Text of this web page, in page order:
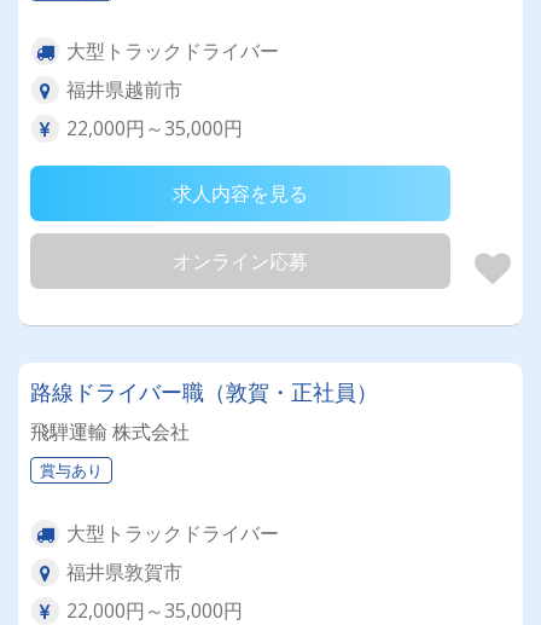
大型トラックドライバー
福井県越前市
22,000円～35,000円
求人内容を見る
オンライン応募
路線ドライバー職（敦賀・正社員）
飛騨運輸 株式会社
賞与あり
大型トラックドライバー
福井県敦賀市
22,000円～35,000円